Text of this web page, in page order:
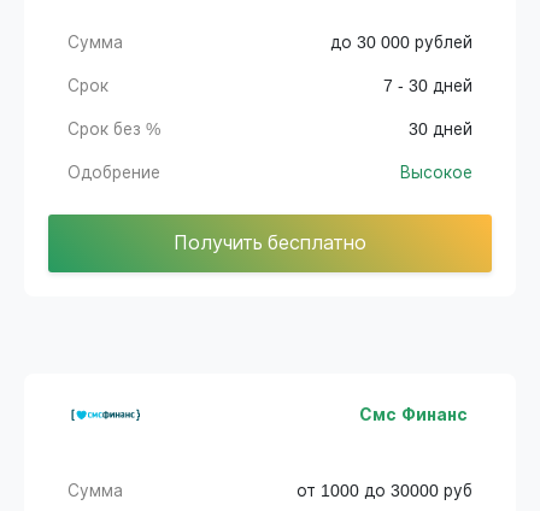
Сумма до 30 000 рублей
Срок 7 - 30 дней
Срок без % 30 дней
Одобрение Высокое
Получить бесплатно
Смс Финанс
Сумма от 1000 до 30000 руб